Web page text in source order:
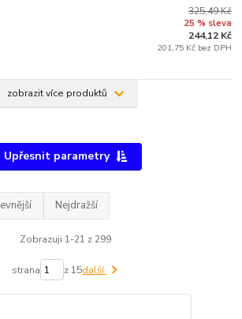
325,49 Kč
25 % sleva
244,12 Kč
201,75 Kč bez DPH
zobrazit více produktů
Upřesnit parametry
Nejdražší
Zobrazuji 1-21 z 299
strana z 15další